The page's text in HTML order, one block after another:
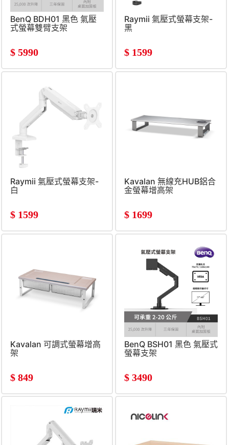
BenQ BDH01 黑色 氣壓
式螢幕雙臂支架
$ 5990
Raymii 氣壓式螢幕支架-
黑
$ 1599
Raymii 氣壓式螢幕支架-
白
$ 1599
Kavalan 無線充HUB鋁合
金螢幕增高架
$ 1699
Kavalan 可調式螢幕增高
架
$ 849
BenQ BSH01 黑色 氣壓式
螢幕支架
$ 3490